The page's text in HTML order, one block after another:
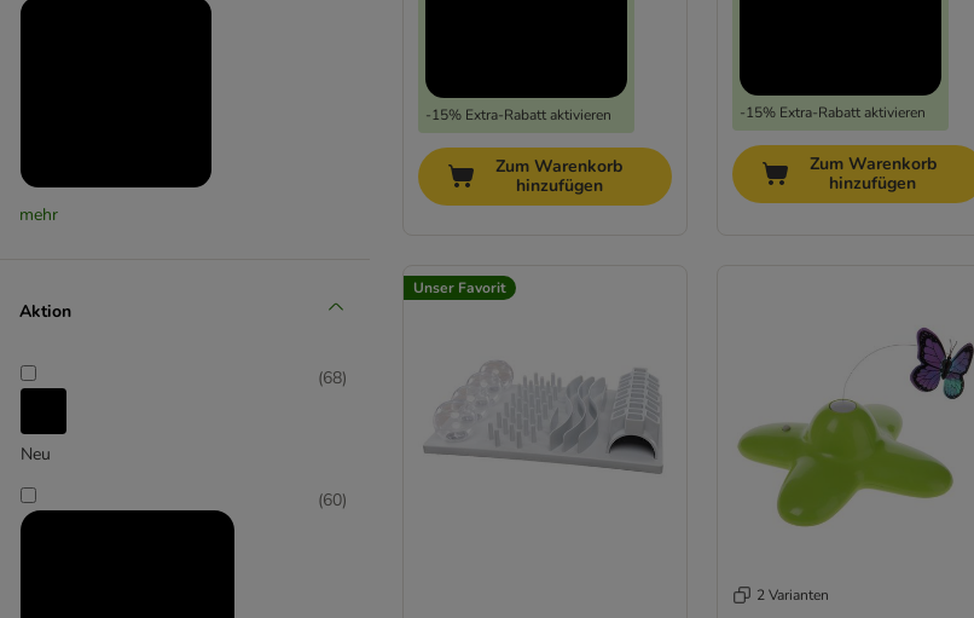
Canadian Cat Company
Croci
(1)
(4)
mehr
Aktion
Neu
(68)
(60)
-15% Extra-Rabatt aktivieren
Zum Warenkorb
hinzufügen
-15% Extra-Rabatt aktivieren
Zum Warenkorb
hinzufügen
Unser Favorit
2 Varianten